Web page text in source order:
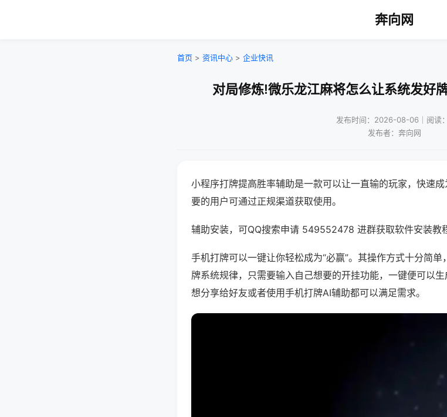
奔向网
首页 > 资讯中心 > 企业快讯
对局修炼!微乐龙江麻将怎么让系统发好
发布时间：2026-08-06｜阅读
发布者：奔向网
小程序打牌提高胜率辅助是一款可以让一直输的玩家，快速
要的用户可通过正规渠道获取使用。
辅助安装，可QQ搜索申请 549552478 进群获取软件安装教
手机打牌可以一键让你轻松成为“必赢”。其操作方式十分简
牌系统规律，只需要输入自己想要的开挂功能，一键便可以
想分享给好友或者使用手机打牌AI辅助都可以满足需求。